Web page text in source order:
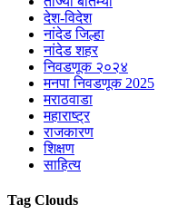
देश-विदेश
नांदेड जिल्हा
नांदेड शहर
निवडणूक २०२४
मनपा निवडणूक 2025
मराठवाडा
महाराष्ट्र
राजकारण
शिक्षण
साहित्य
Tag Clouds